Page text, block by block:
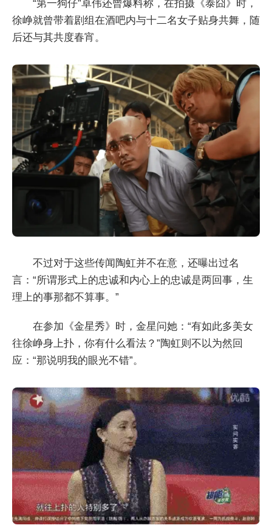
“第一狗仔”卓伟还曾爆料称，在拍摄《泰囧》时，
徐峥就曾带着剧组在酒吧内与十二名女子贴身共舞，随
后还与其共度春宵。
不过对于这些传闻陶虹并不在意，还曝出过名
言：“所谓形式上的忠诚和内心上的忠诚是两回事，生
理上的事那都不算事。”
在参加《金星秀》时，金星问她：“有如此多美女
往徐峥身上扑，你有什么看法？”陶虹则不以为然回
应：“那说明我的眼光不错”。